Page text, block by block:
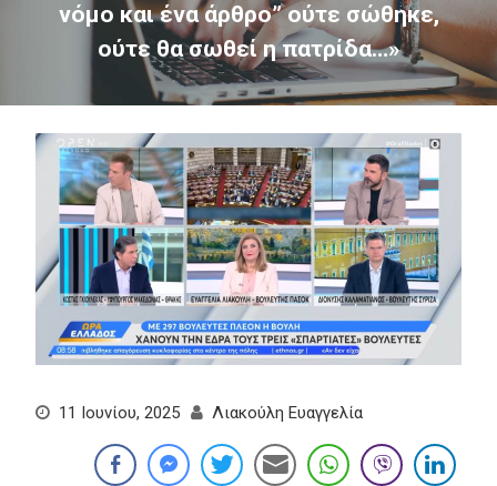
νόμο και ένα άρθρο” ούτε σώθηκε,
ούτε θα σωθεί η πατρίδα…»
11 Ιουνίου, 2025 Λιακούλη Ευαγγελία